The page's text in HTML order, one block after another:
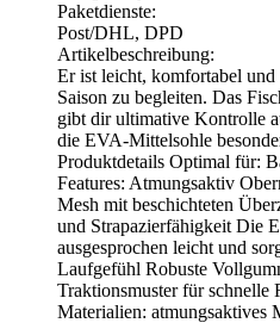
Paketdienste:
Post/DHL, DPD
Artikelbeschreibung:
Er ist leicht, komfortabel
Saison zu begleiten. Das
gibt dir ultimative Kontrolle
die EVA-Mittelsohle
Produktdetails Optimal für:
Features: Atmungsaktiv
Mesh mit beschichteten
und Strapazierfähigkeit Die
ausgesprochen leicht und
Laufgefühl Robuste
Traktionsmuster für schnelle
Materialien: atmungsaktives